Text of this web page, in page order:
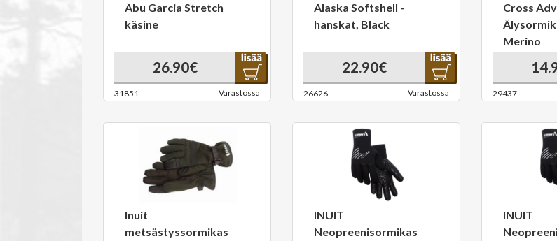
Abu Garcia Stretch
käsine
26.90€
31851 Varastossa
Alaska Softshell -
hanskat, Black
22.90€
26626 Varastossa
Cross
Merino
29437
Inuit
metsästyssormikas
INUIT
Neopreenisormikas
INUIT